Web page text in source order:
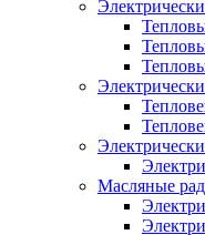
Масляные